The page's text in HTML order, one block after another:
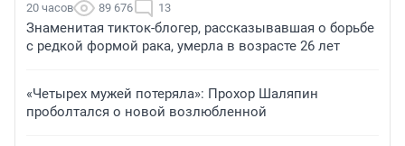
20 часов 89 676 13
Знаменитая тикток-блогер, рассказывавшая о борьбе
с редкой формой рака, умерла в возрасте 26 лет
«Четырех мужей потеряла»: Прохор Шаляпин
проболтался о новой возлюбленной